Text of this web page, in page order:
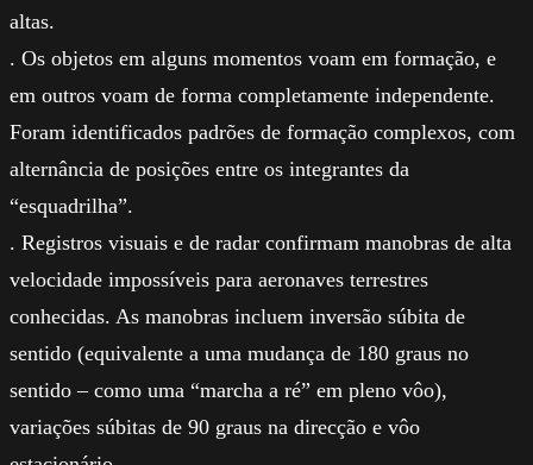
altas.
. Os objetos em alguns momentos voam em formação, e
em outros voam de forma completamente independente.
Foram identificados padrões de formação complexos, com
alternância de posições entre os integrantes da
“esquadrilha”.
. Registros visuais e de radar confirmam manobras de alta
velocidade impossíveis para aeronaves terrestres
conhecidas. As manobras incluem inversão súbita de
sentido (equivalente a uma mudança de 180 graus no
sentido – como uma “marcha a ré” em pleno vôo),
variações súbitas de 90 graus na direcção e vôo